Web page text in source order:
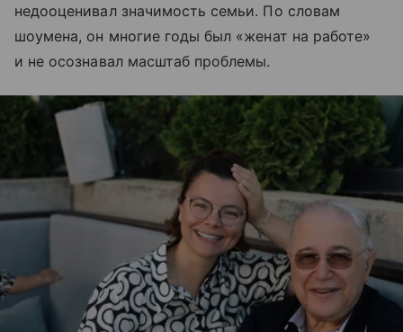
недооценивал значимость семьи. По словам
шоумена, он многие годы был «женат на работе»
и не осознавал масштаб проблемы.